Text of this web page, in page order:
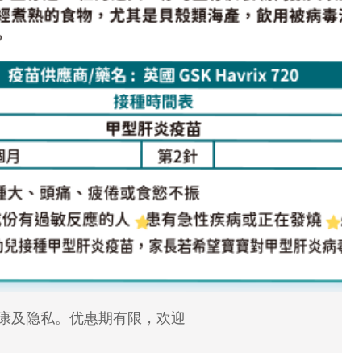
及隐私。优惠期有限，欢迎